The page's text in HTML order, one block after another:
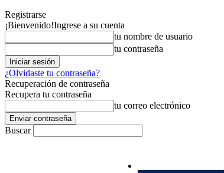
Registrarse
¡Bienvenido!Ingrese a su cuenta
tu nombre de usuario
tu contraseña
¿Olvidaste tu contraseña?
Recuperación de contraseña
Recupera tu contraseña
tu correo electrónico
Buscar